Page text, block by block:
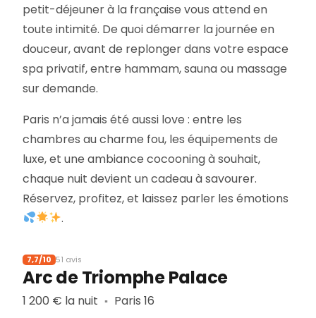
petit-déjeuner à la française vous attend en
toute intimité. De quoi démarrer la journée en
douceur, avant de replonger dans votre espace
spa privatif, entre hammam, sauna ou massage
sur demande.
Paris n’a jamais été aussi love : entre les
chambres au charme fou, les équipements de
luxe, et une ambiance cocooning à souhait,
chaque nuit devient un cadeau à savourer.
Réservez, profitez, et laissez parler les émotions
.
7,7/10 51 avis
Arc de Triomphe Palace
1 200 € la nuit ▪︎ Paris 16